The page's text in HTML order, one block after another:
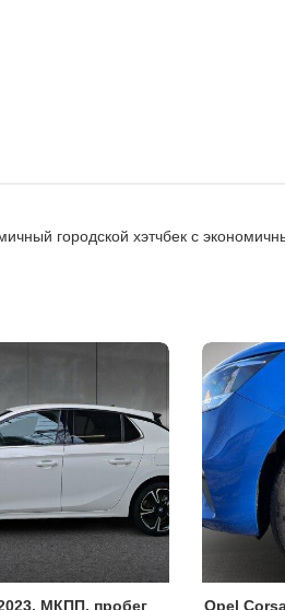
городской хэтчбек с
МКПП, пробег
Opel